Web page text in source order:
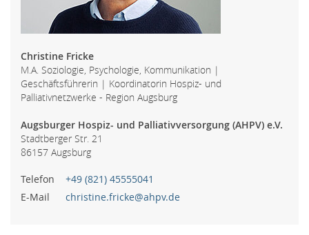
Christine Fricke
M.A. Soziologie, Psychologie, Kommunikation |
Geschäftsführerin | Koordinatorin Hospiz- und
Palliativnetzwerke - Region Augsburg
Augsburger Hospiz- und Palliativversorgung (AHPV) e.V.
Stadtberger Str. 21
86157 Augsburg
Telefon
+49 (821) 45555041
E-Mail
christine.fricke@ahpv.de